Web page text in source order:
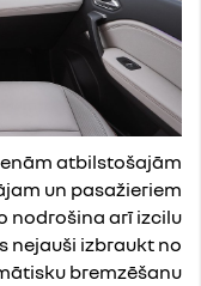
atbilstošajām
un pasažieriem
nodrošina arī izcilu
nejauši izbraukt no
bremzēšanu